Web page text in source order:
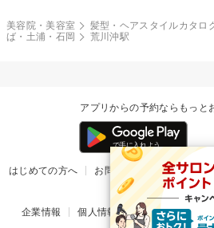
美容院・美容室 髪型・ヘアスタイルカタロ
ば・土浦・石岡
荒川沖駅
アプリからの予約ならもっと
はじめての方へ お問い合わせ ヘルプ
掲載ご希望のサロン様
企業情報 個人情報保護方針 楽天の